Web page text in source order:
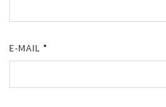
E-MAIL *